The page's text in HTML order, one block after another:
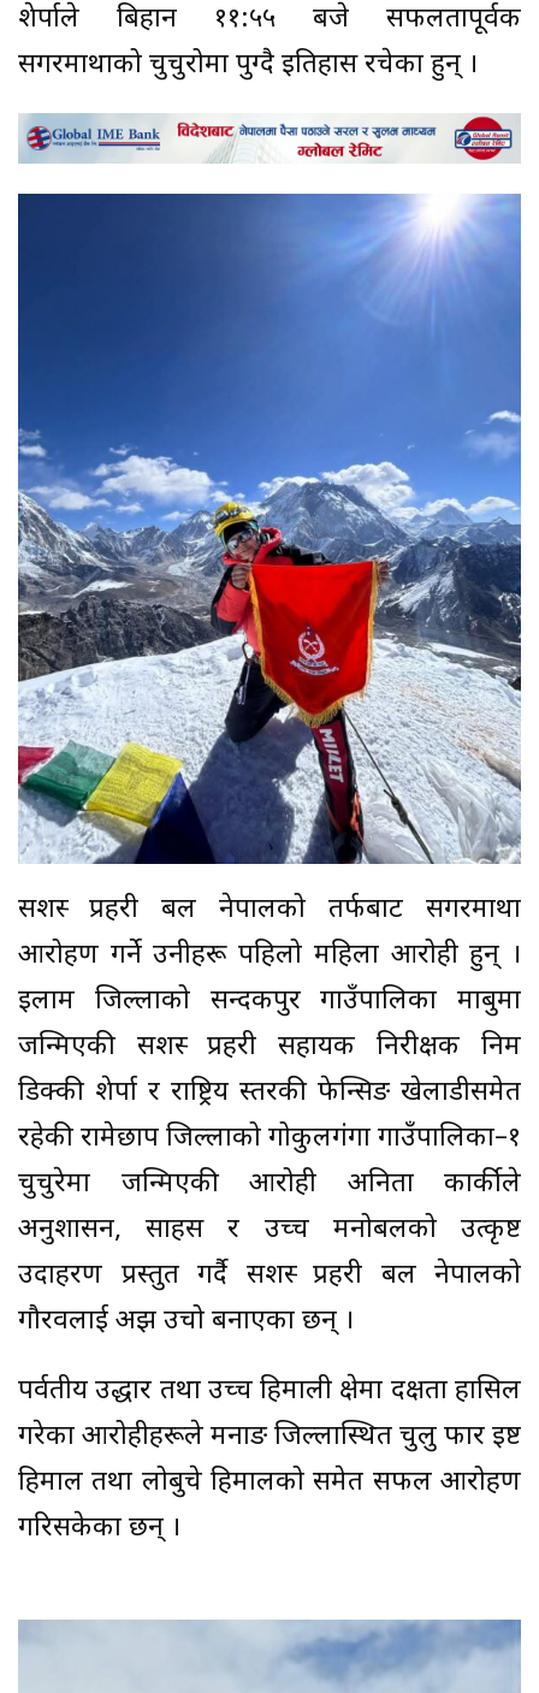
शेर्पाले बिहान ११:५५ बजे सफलतापूर्वक
सगरमाथाको चुचुरोमा पुग्दै इतिहास रचेका हुन् ।
सशस्त्र प्रहरी बल नेपालको तर्फबाट सगरमाथा
आरोहण गर्ने उनीहरू पहिलो महिला आरोही हुन् ।
इलाम जिल्लाको सन्दकपुर गाउँपालिका माबुमा
जन्मिएकी सशस्त्र प्रहरी सहायक निरीक्षक निम
डिक्की शेर्पा र राष्ट्रिय स्तरकी फेन्सिङ खेलाडीसमेत
रहेकी रामेछाप जिल्लाको गोकुलगंगा गाउँपालिका–१
चुचुरेमा जन्मिएकी आरोही अनिता कार्कीले
अनुशासन, साहस र उच्च मनोबलको उत्कृष्ट
उदाहरण प्रस्तुत गर्दै सशस्त्र प्रहरी बल नेपालको
गौरवलाई अझ उचो बनाएका छन् ।
पर्वतीय उद्धार तथा उच्च हिमाली क्षेत्रमा दक्षता हासिल
गरेका आरोहीहरूले मनाङ जिल्लास्थित चुलु फार इष्ट
हिमाल तथा लोबुचे हिमालको समेत सफल आरोहण
गरिसकेका छन् ।